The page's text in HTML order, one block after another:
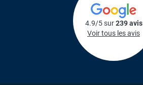
4.9/5 sur239 avis
Voir tous les avis